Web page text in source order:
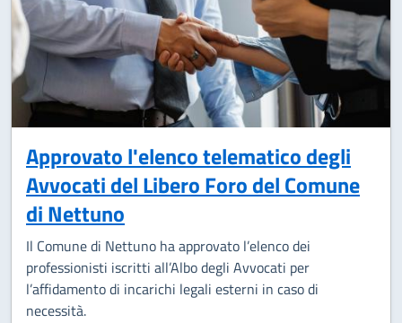
Approvato l'elenco telematico degli
Avvocati del Libero Foro del Comune
di Nettuno
Il Comune di Nettuno ha approvato l’elenco dei
professionisti iscritti all’Albo degli Avvocati per
l’affidamento di incarichi legali esterni in caso di
necessità.